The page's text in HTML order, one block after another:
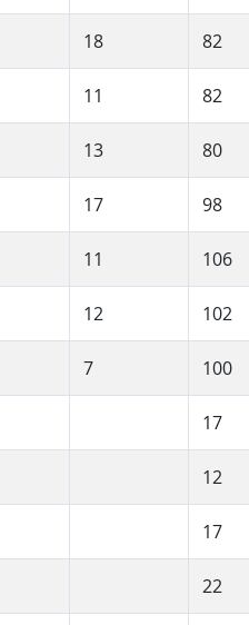
18 82
11 82
13 80
17 98
11 106
12 102
7 100
17
12
17
22